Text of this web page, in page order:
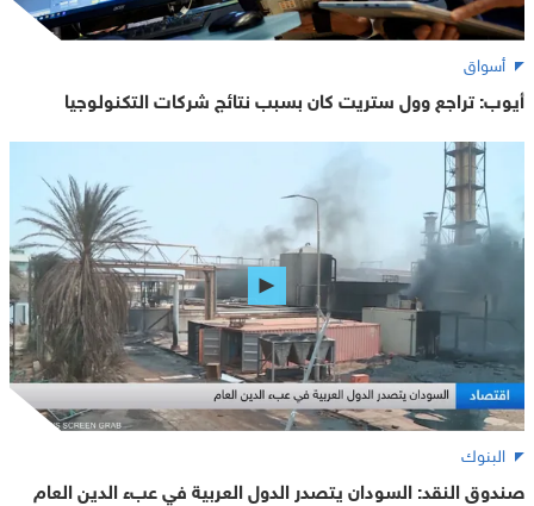
أسواق
أيوب: تراجع وول ستريت كان بسبب نتائج شركات التكنولوجيا
البنوك
صندوق النقد: السودان يتصدر الدول العربية في عبء الدين العام